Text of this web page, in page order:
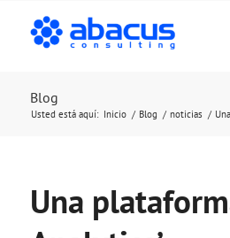
Blog
Usted está aquí: Inicio / Blog / noticias /
Una